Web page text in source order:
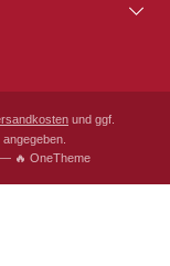
und ggf.
🔥 OneTheme